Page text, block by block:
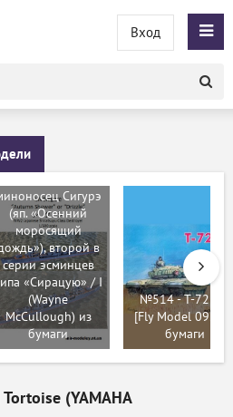
Вход
№205 -
Сигурэ
(яп. «Осенний
моросящий
второй в
серии эсминцев
«Сирацую» / I
(Wayne
McCullough) из
бумаги
№514 - T-72 M1
[Fly Model 092]
бумаги
(YAMAHA